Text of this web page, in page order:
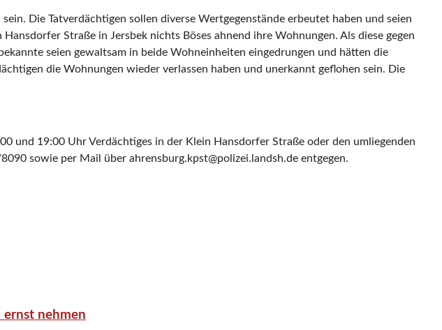
Die Tatverdächtigen sollen diverse Wertgegenstände erbeutet haben und seien
Straße in Jersbek nichts Böses ahnend ihre Wohnungen. Als diese gegen
seien gewaltsam in beide Wohneinheiten eingedrungen und hätten die
die Wohnungen wieder verlassen haben und unerkannt geflohen sein. Die
und 19:00 Uhr Verdächtiges in der Klein Hansdorfer Straße oder den umliegenden
sowie per Mail über ahrensburg.kpst@polizei.landsh.de entgegen.
ernst nehmen